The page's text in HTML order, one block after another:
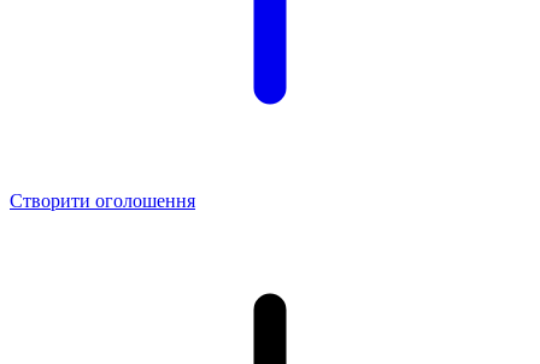
Створити оголошення